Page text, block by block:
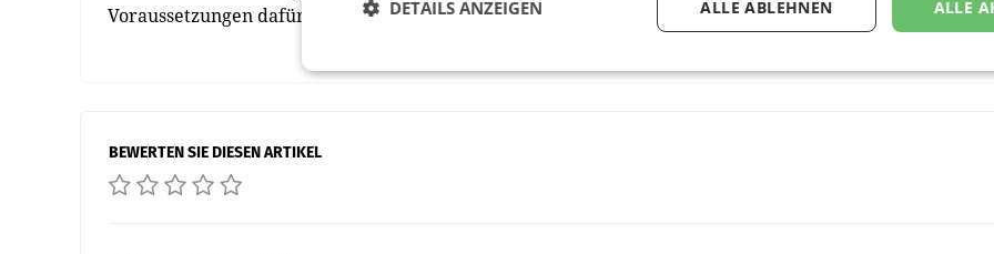
Voraussetzungen dafür, dass wir auch weiterhin die beste All-in-One-Content-Lösung bieten können."
BEWERTEN SIE DIESEN ARTIKEL
ALLE
ALLE ABLEHNEN
DETAILS ANZEIGEN